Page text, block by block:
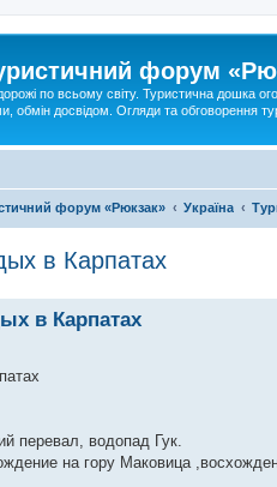
форум
по всьому світу. Туристична дошка
обмін досвідом. Огляди та обговорення
форум «Рюкзак» Україна
в Карпатах
в Карпатах
перевал, водопад Гук.
на гору Маковица